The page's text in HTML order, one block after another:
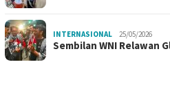
INTERNASIONAL 25/05/2026
Sembilan WNI Relawan